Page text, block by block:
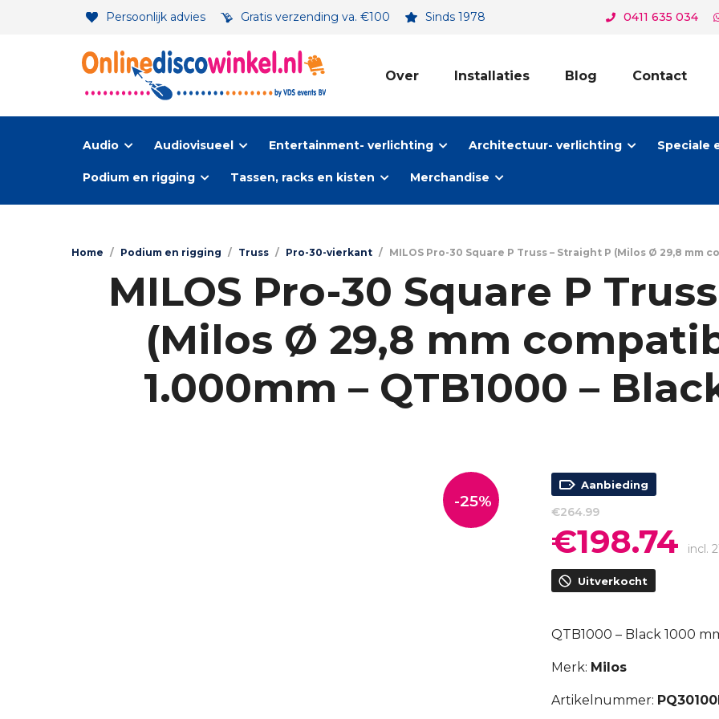
Persoonlijk advies Gratis verzending va. €100 Sinds 1978 0411 635 034
Over Installaties Blog Contact
Audio Audiovisueel Entertainment- verlichting Architectuur- verlichting Speciale
Podium en rigging Tassen, racks en kisten Merchandise
Home / Podium en rigging / Truss / Pro-30-vierkant / MILOS Pro-30 Square P Truss – Straight P (Milos Ø 29,8 mm
MILOS Pro-30 Square P
(Milos Ø 29,8 mm
1.000mm – QTB1000 –
-25%
Aanbieding
€264.99
Oorspronkelijke
prijs
was:
€264.99.
€198.74 prijs
incl.
Uitverkocht
QTB1000 – Black 1000
Merk: Milos
Artikelnummer: